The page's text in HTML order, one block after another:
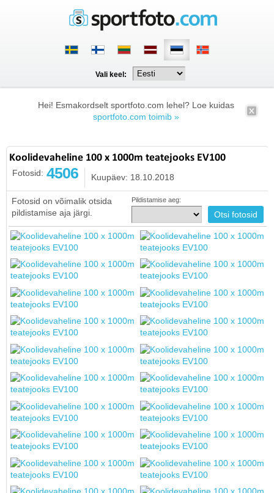
Vali keel:
Hei! Esmakordselt sportfoto.com lehel? Loe kuidas
sportfoto.com toimib »
Koolidevaheline 100 x 1000m teatejooks EV100
Fotosid: 4506 Kuupäev: 18.10.2018
Fotosid on võimalik otsida
pildistamise aja järgi.
Pildistamise aeg: